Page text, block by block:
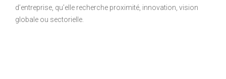
d’entreprise, qu’elle recherche proximité, innovation, vision
globale ou sectorielle.